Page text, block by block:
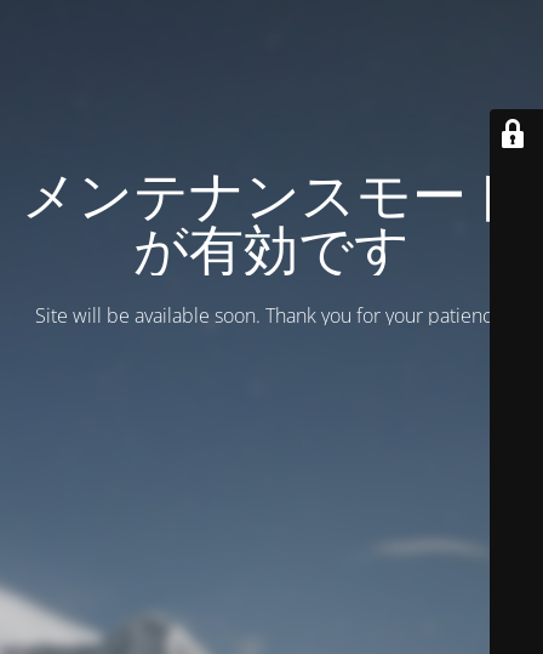
メンテナンスモード
が有効です
Site will be available soon. Thank you for your patience!